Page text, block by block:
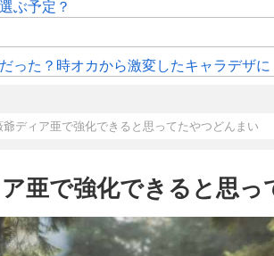
ぶ予定？
った？時オカから激変したキャラデザに
爺ディア亜で強化できると思ってたやつどんまい
ア亜で強化できると思